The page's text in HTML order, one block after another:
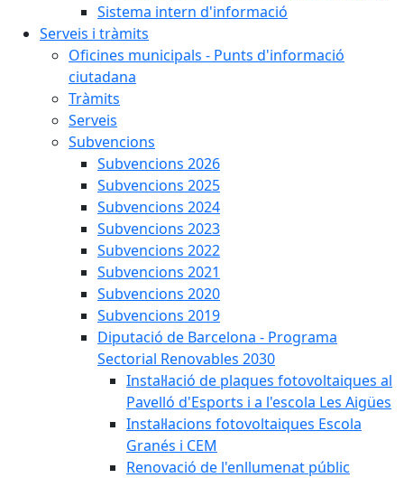
Sistema intern d'informació
Serveis i tràmits
Oficines municipals - Punts d'informació
ciutadana
Tràmits
Serveis
Subvencions
Subvencions 2026
Subvencions 2025
Subvencions 2024
Subvencions 2023
Subvencions 2022
Subvencions 2021
Subvencions 2020
Subvencions 2019
Diputació de Barcelona - Programa
Sectorial Renovables 2030
Instal·lació de plaques fotovoltaiques al
Pavelló d'Esports i a l'escola Les Aigües
Instal·lacions fotovoltaiques Escola
Granés i CEM
Renovació de l'enllumenat públic